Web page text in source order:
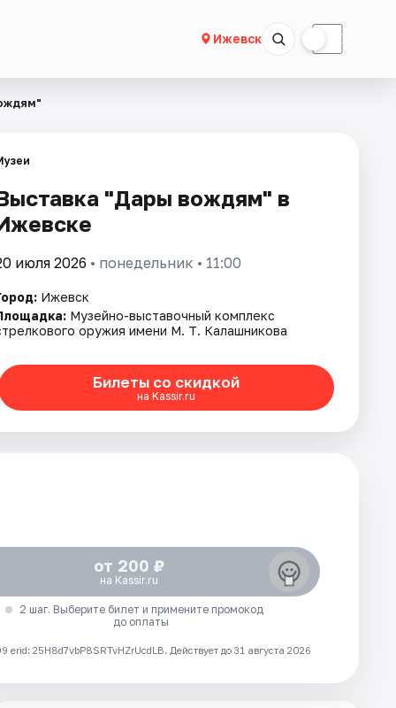
Ижевск ☾
"Дары вождям" в
июля 2026 • понедельник • 11:00
Ижевск
Музейно-выставочный комплекс
оружия имени М. Т. Калашникова
Билеты со скидкой
на Kassir.ru
от 200 ₽
на Kassir.ru
2 шаг. Выберите билет и примените промокод
до оплаты
25H8d7vbP8SRTvHZrUcdLB. Действует до 31 августа 2026